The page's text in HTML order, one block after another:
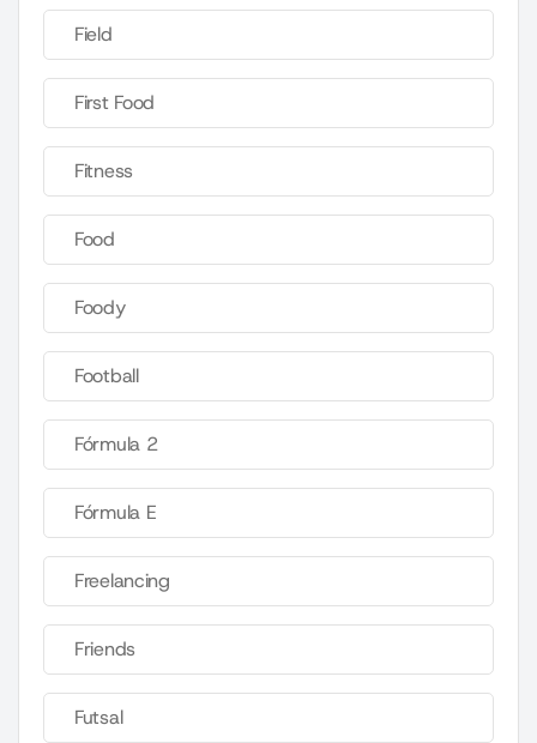
Field
First Food
Fitness
Food
Foody
Football
Fórmula 2
Fórmula E
Freelancing
Friends
Futsal